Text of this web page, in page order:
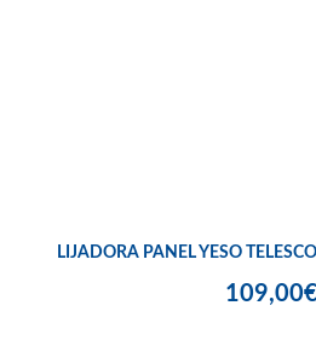
LIJADORA PANEL YESO
109,00€